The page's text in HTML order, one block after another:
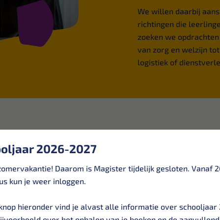
We willen daarbij
richtingen die
zoeken we
van zorg en welzijn
logistiek of
met
2026-2027
Daarom is Magister tijdelijk gesloten. Vanaf
kun je weer inloggen.
hieronder vind je alvast alle informatie over schooljaar